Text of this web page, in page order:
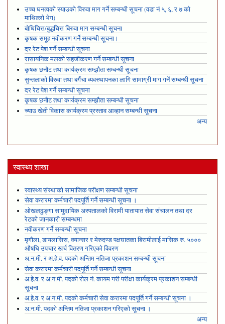
उच्च घनत्वको स्याउको विरुवा माग गर्ने सम्बन्धी सूचना (वडा नं ५, ६, र ७ को
माथिल्लो भेग)
बोधिचित्त/बुद्धचित्त बिरुवा माग सम्बन्धी सूचना
कृषक समूह नवीकरण गर्ने सम्बन्धी सूचना।
दर रेट पेश गर्ने सम्बन्धी सूचना
रासायनिक मलको सहजीकरण गर्ने सम्बन्धी सूचना
कृषक छनौट तथा कार्यक्रम सम्झौता सम्बन्धी सूचना
सुन्तलाको विरुवा तथा बगैंचा व्यवस्थापनका लागि सामाग्री माग गर्ने सम्बन्धी सूचना
दर रेट पेश गर्ने सम्बन्धी सूचना
कृषक छनौट तथा कार्यक्रम सम्झौता सम्बन्धी सूचना
च्याउ खेती विकास कार्यक्रम प्रस्ताव आव्हान सम्बन्धी सूचना
अन्य
स्वास्थ्य शाखा
स्वास्थ्य संस्थाको सामाजिक परीक्षण सम्बन्धी सूचना
सेवा करारमा कर्मचारी पदपूर्ति गर्ने सम्बन्धी सूचना ।
ओखलढुङ्गा सामुदायिक अस्पतालको विरामी यातायात सेवा संचालन तथा दर
रेटको जानकारी सम्बन्धमा
नवीकरण गर्ने सम्बन्धी सूचना
मृगौला, डायलासिस, क्यान्सर र मेरुदण्ड पक्षघातका बिरामीलाई मासिक रु. ५०००
औषधि उपचार खर्च वितरण गरिएको विवरण
अ.न.मी. र अ.हे.व. पदको अन्तिम नतिजा प्रकाशन सम्बन्धी सूचना
सेवा करारमा कर्मचारी पदपूर्ति गर्ने सम्बन्धी सूचना
अ.हे.व. र अ.न.मी. पदको रोल नं. कायम गरी परीक्षा कार्यक्रम प्रकाशन सम्बन्धी
सूचना
अ.हे.व. र अ.न.मी. पदको कर्मचारी सेवा करारमा पदपूर्ति गर्ने सम्बन्धी सूचना ।
अ.न.मी. पदको अन्तिम नतिजा प्रकाशन गरिएको सूचना ।
अन्य